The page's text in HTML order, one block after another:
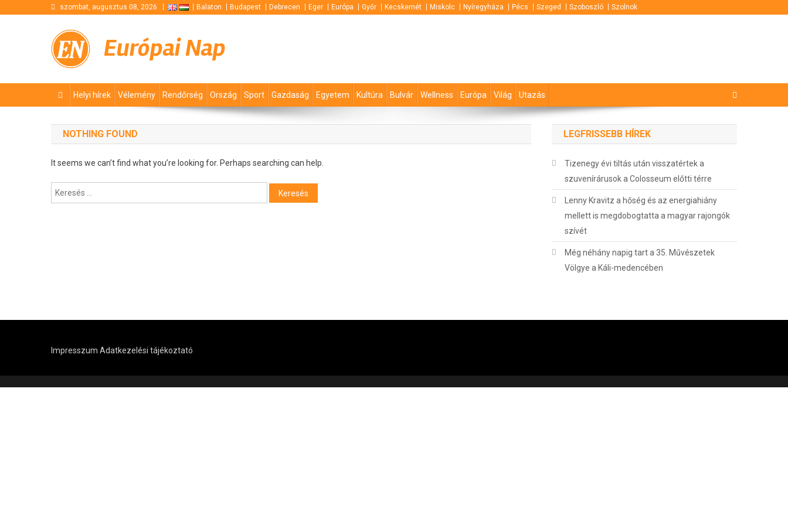
szombat, augusztus 08, 2026 Balaton Budapest Debrecen Eger Európa Győr Kecskemét Miskolc Nyíregyháza Pécs Szeged Szoboszló Szolnok
Európai Nap
Helyi hírek Vélemény Rendőrség Ország Sport Gazdaság Egyetem Kultúra Bulvár Wellness Európa Világ Utazás
NOTHING FOUND
It seems we can’t find what you’re looking for. Perhaps searching can help.
Keresés:
LEGFRISSEBB HÍREK
Tizenegy évi tiltás után visszatértek a
szuvenírárusok a Colosseum előtti térre
Lenny Kravitz a hőség és az energiahiány
mellett is megdobogtatta a magyar rajongók
szívét
Még néhány napig tart a 35. Művészetek
Völgye a Káli-medencében
Impresszum Adatkezelési tájékoztató